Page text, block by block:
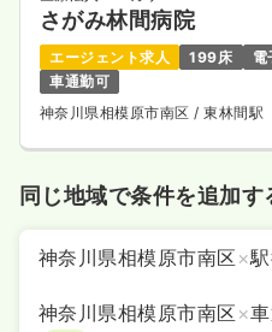
さがみ林間病院
エージェント求人 199床
電
車通勤可
神奈川県相模原市南区/ 東林間駅
同じ地域で条件を追加す
神奈川県相模原市南区 ×
神奈川県相模原市南区 ×